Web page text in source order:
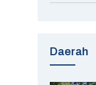
Daerah